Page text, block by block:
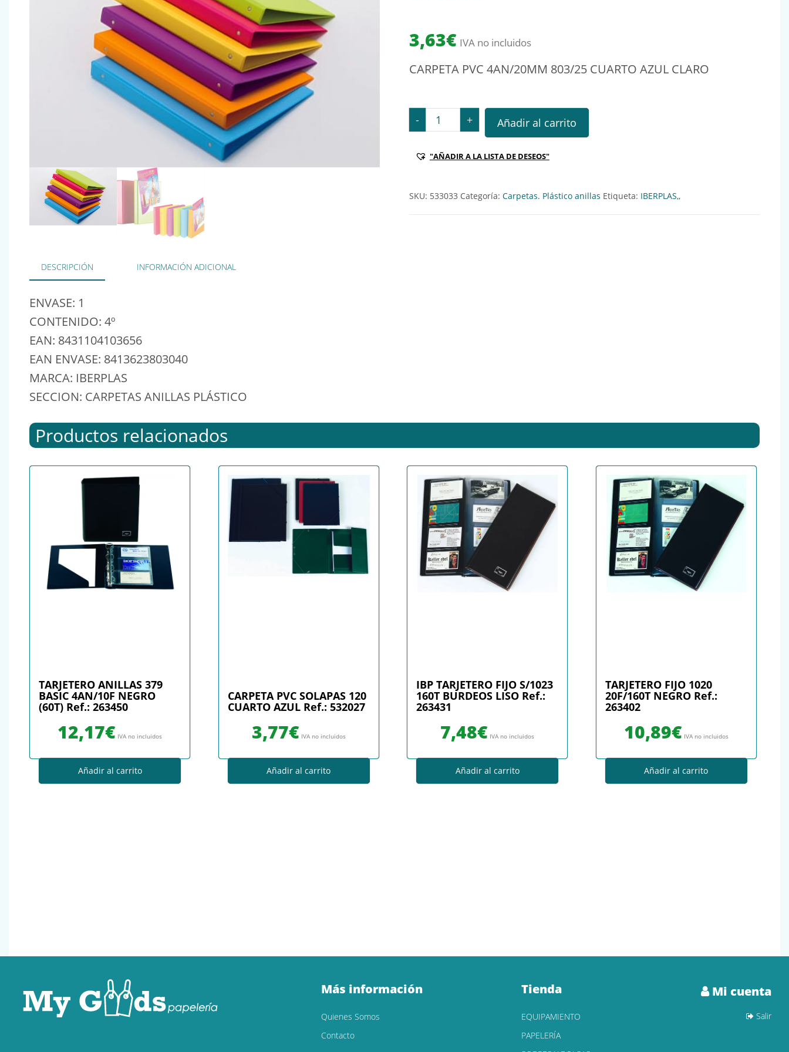
3,63€ IVA no incluidos
CARPETA PVC 4AN/20MM 803/25 CUARTO AZUL CLARO
- CARPETA PVC 4AN/20MM 803/25 CUARTO AZUL CLARO Ref.: 533033 cantidad
+ Añadir al carrito
"AÑADIR A LA LISTA DE DESEOS"
SKU: 533033 Categoría: Carpetas. Plástico anillas Etiqueta: IBERPLAS,,
DESCRIPCIÓN INFORMACIÓN ADICIONAL
ENVASE: 1
CONTENIDO: 4º
EAN: 8431104103656
EAN ENVASE: 8413623803040
MARCA: IBERPLAS
SECCION: CARPETAS ANILLAS PLÁSTICO
Productos relacionados
TARJETERO ANILLAS 379
BASIC 4AN/10F NEGRO
(60T) Ref.: 263450
12,17€ IVA no incluidos
Añadir al carrito
CARPETA PVC SOLAPAS 120
CUARTO AZUL Ref.: 532027
3,77€ IVA no incluidos
Añadir al carrito
IBP TARJETERO FIJO S/1023
160T BURDEOS LISO Ref.:
263431
7,48€ IVA no incluidos
Añadir al carrito
TARJETERO FIJO 1020
20F/160T NEGRO Ref.:
263402
10,89€ IVA no incluidos
Añadir al carrito
Más información
Quienes Somos
Contacto
Tienda
EQUIPAMIENTO
PAPELERÍA
Mi cuenta
Salir